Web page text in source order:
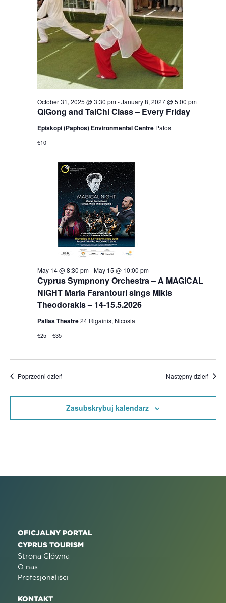
QiGong and TaiChi Class – Every Friday
October 31, 2025 @ 3:30 pm-January 8, 2027 @ 5:00 pm
Episkopi (Paphos) Environmental Centre Pafos
€10
Cyprus Sympnony Orchestra – A MAGICAL
NIGHT Maria Farantouri sings Mikis
Theodorakis – 14-15.5.2026
May 14 @ 8:30 pm-May 15 @ 10:00 pm
Pallas Theatre24 Rigainis, Nicosia
€25 – €35
Poprzedni dzień Następny dzień
Zasubskrybuj kalendarz
OFICJALNY PORTAL
CYPRUS TOURISM
Strona Główna
O nas
Profesjonaliści
KONTAKT